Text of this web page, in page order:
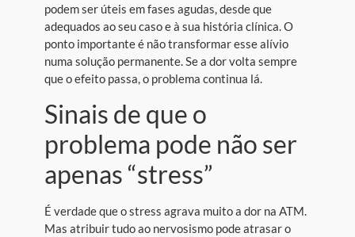
podem ser úteis em fases agudas, desde que
adequados ao seu caso e à sua história clínica. O
ponto importante é não transformar esse alívio
numa solução permanente. Se a dor volta sempre
que o efeito passa, o problema continua lá.
Sinais de que o
problema pode não ser
apenas “stress”
É verdade que o stress agrava muito a dor na ATM.
Mas atribuir tudo ao nervosismo pode atrasar o